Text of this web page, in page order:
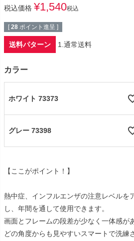
税込価格 ¥1,540税込
[ 28 ポイント進呈 ]
送料パターン 1.通常送料
カラー
ホワイト 73373
グレー 73398
【ここがポイント！】
熱中症、インフルエンザの注意レベルを
し、年間を通して使用できます。
画面とフレームの段差が少なく一体感が
どの角度からも見やすいスマートで洗練